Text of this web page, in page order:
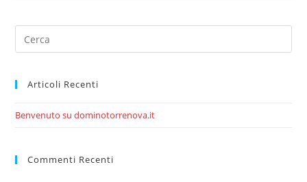
Articoli Recenti
Benvenuto su dominotorrenova.it
Commenti Recenti